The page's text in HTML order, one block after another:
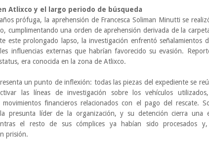
Atlixco y el largo periodo de búsqueda
prófuga, la aprehensión de Francesca Soliman Minutti se
cumplimentando una orden de aprehensión derivada de la
este prolongado lapso, la investigación enfrentó señalamientos
influencias externas que habrían favorecido su evasión.
era conocida en la zona de Atlixco.
un punto de inflexión: todas las piezas del expediente se
las líneas de investigación sobre los vehículos
financieros relacionados con el pago del rescate.
la presunta líder de la organización, y su detención cierra una
el resto de sus cómplices ya habían sido procesados
prisión.